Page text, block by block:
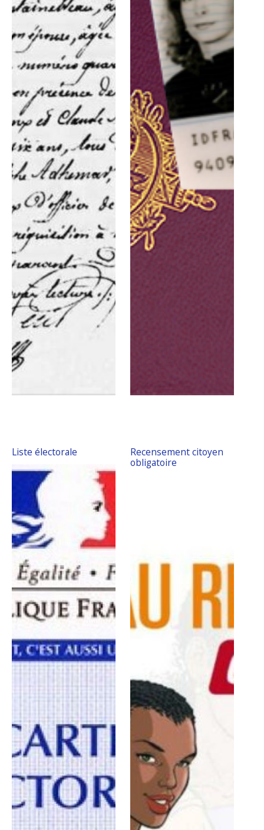
Liste électorale
Recensement citoyen
obligatoire